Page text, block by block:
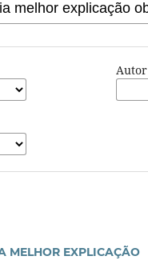
Autor
MELHOR EXPLICAÇÃO